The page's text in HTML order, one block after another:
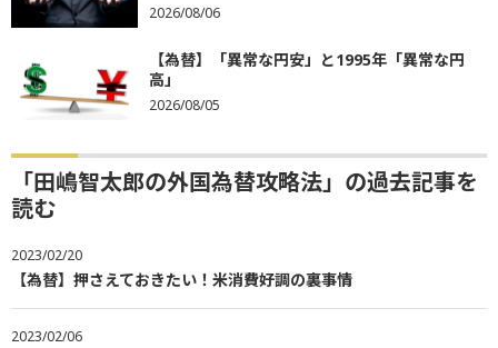
2026/08/06
【為替】「異常な円安」と1995年「異常な円
高」
2026/08/05
「田嶋智太郎の外国為替攻略法」の過去記事を
読む
2023/02/20
【為替】押さえておきたい！米消費好調の裏事情
2023/02/06